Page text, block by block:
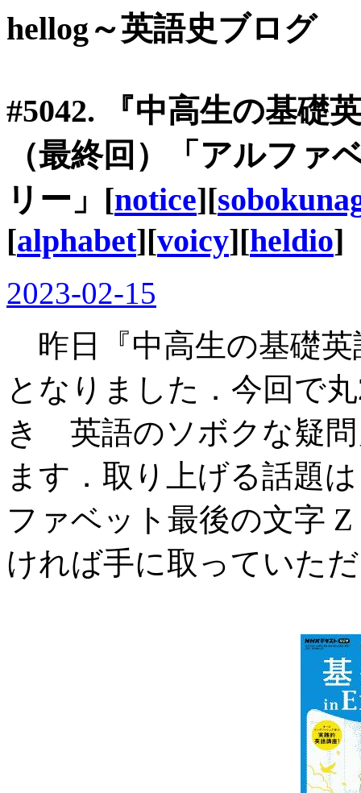
hellog～英語史ブログ
#5042. 『中高生の基礎
（最終回）「アルファ
リー」[notice][
[alphabet][voicy][heldio]
2023-02-15
昨日『中高生の基礎英
となりました．今回で
き 英語のソボクな疑問
ます．取り上げる話題
ファベット最後の文字
ければ手に取っていた